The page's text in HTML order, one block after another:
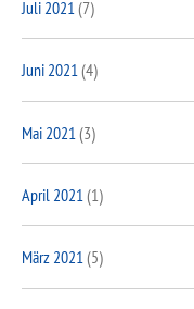
Juli 2021 (7)
Juni 2021(4)
Mai 2021 (3)
April 2021(1)
März 2021(5)